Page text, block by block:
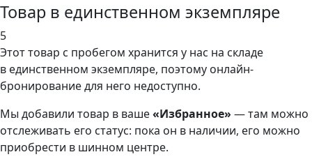
Товар в единственном экземпляре
5
Этот товар с пробегом хранится у нас на складе
в единственном экземпляре, поэтому онлайн-
бронирование для него недоступно.
Мы добавили товар в ваше«Избранное» — там можно
отслеживать его статус: пока он в наличии, его можно
приобрести в шинном центре.